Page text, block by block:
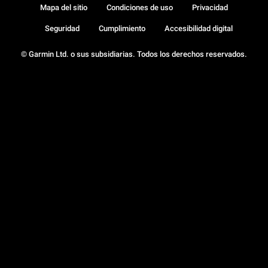
© Garmin Ltd. o sus subsidiarias. Todos los derechos reservados.
Mapa del sitio Condiciones de uso Privacidad
Seguridad Cumplimiento Accesibilidad digital